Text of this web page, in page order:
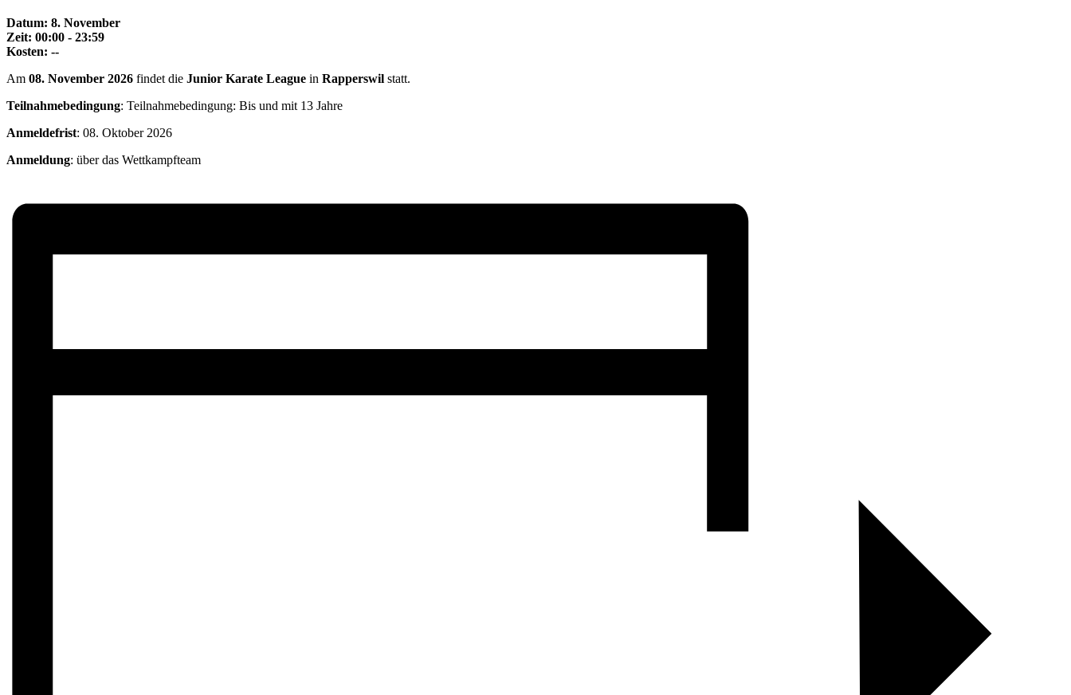
Datum: 8. November
Zeit: 00:00 - 23:59
Kosten: --
Am 08. November 2026 findet die Junior Karate League in Rapperswil statt.
Teilnahmebedingung: Teilnahmebedingung: Bis und mit 13 Jahre
Anmeldefrist: 08. Oktober 2026
Anmeldung: über das Wettkampfteam